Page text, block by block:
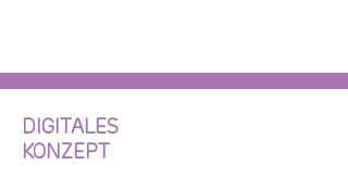
DIGITALES
KONZEPT